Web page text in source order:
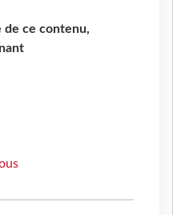
de ce contenu,